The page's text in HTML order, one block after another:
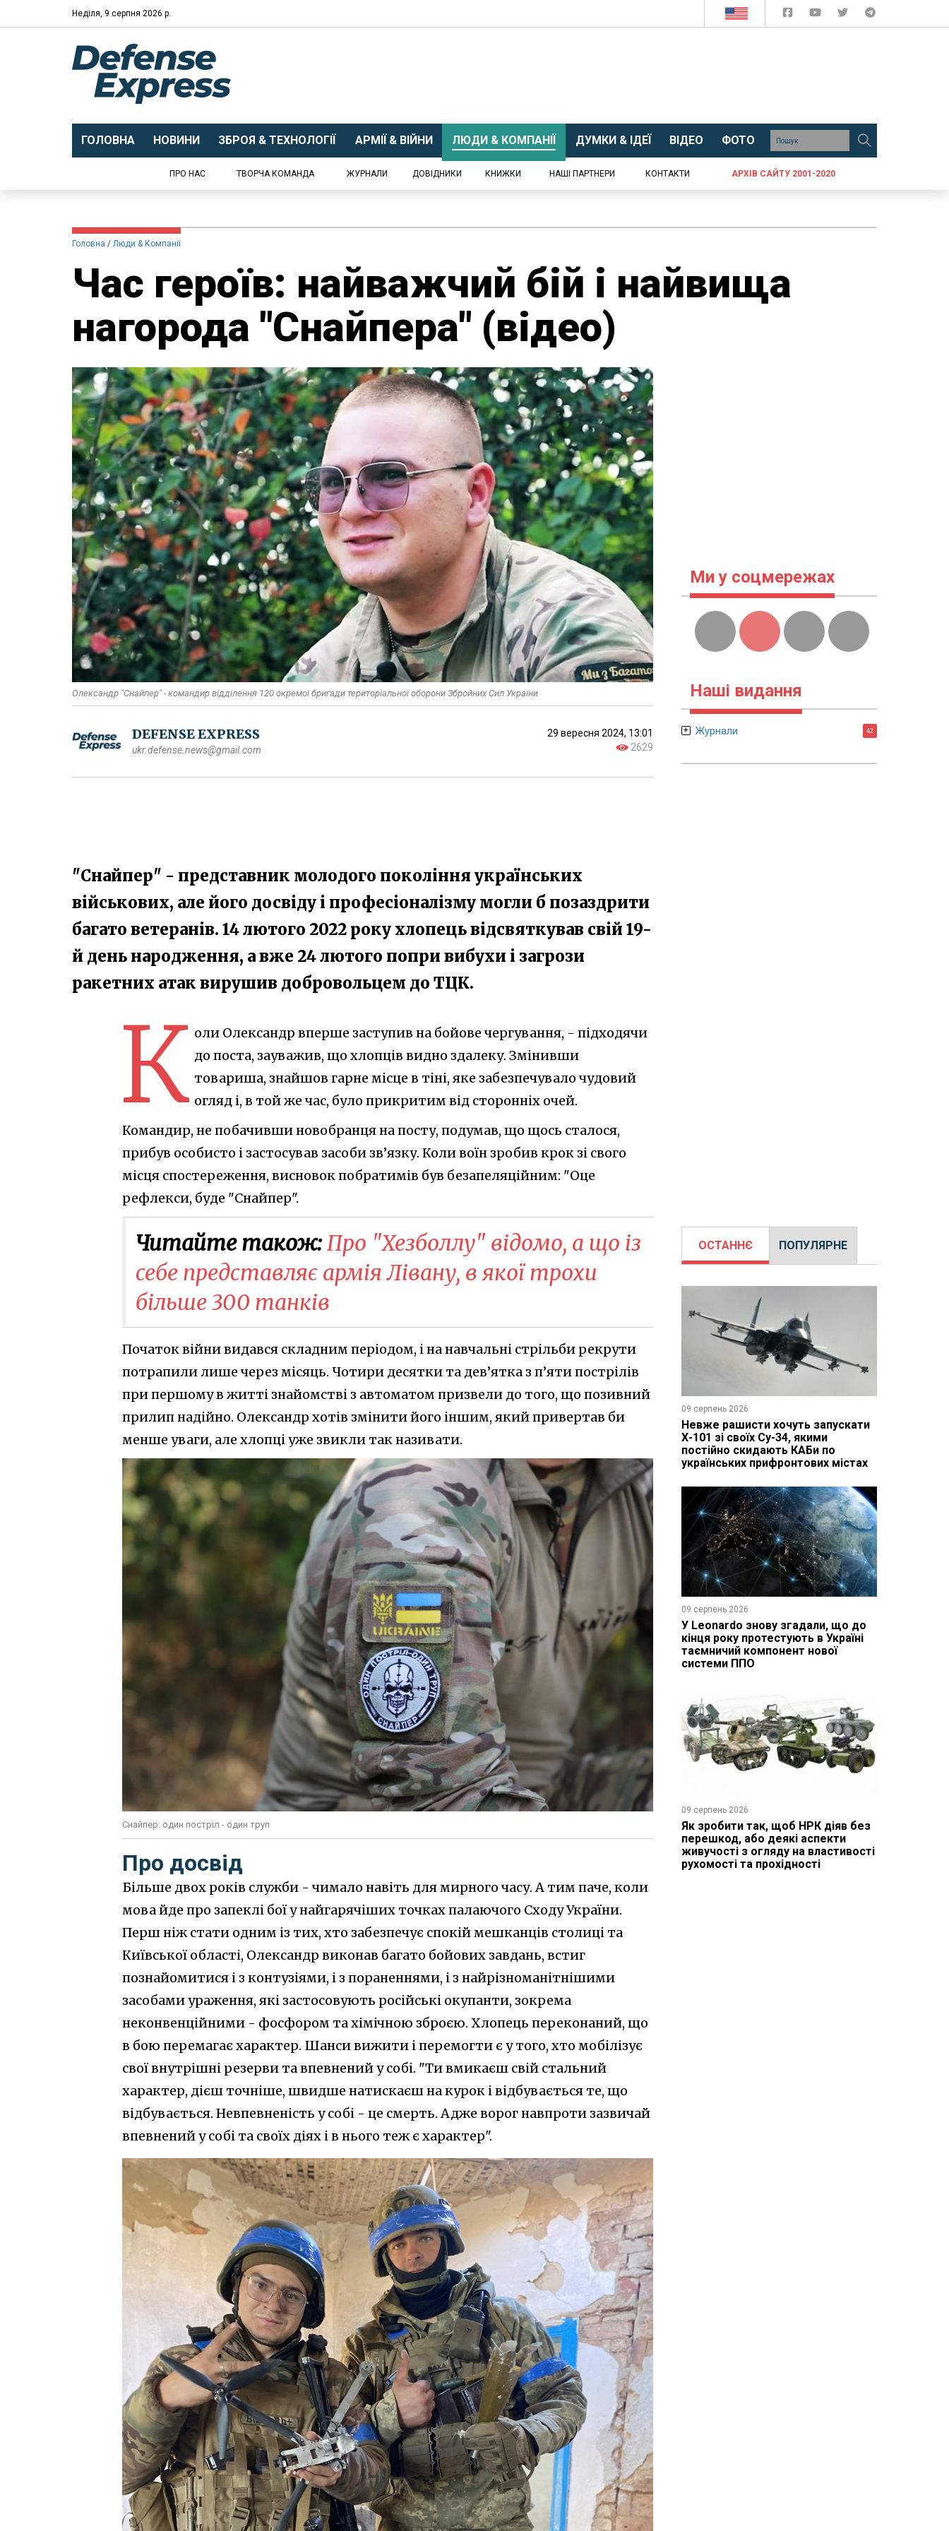
Неділя, 9 серпня 2026 р.
ГОЛОВНА НОВИНИ ЗБРОЯ & ТЕХНОЛОГІЇ АРМІЇ & ВІЙНИ ЛЮДИ & КОМПАНІЇ ДУМКИ & ІДЕЇ ВІДЕО ФОТО
ПРО НАС ТВОРЧА КОМАНДА ЖУРНАЛИ ДОВІДНИКИ КНИЖКИ НАШІ ПАРТНЕРИ КОНТАКТИ АРХІВ САЙТУ 2001-2020
Головна Люди & Компанії
Час героїв: найважчий бій і найвища
нагорода "Снайпера" (відео)
Олександр "Снайпер" - командир відділення 120 окремої бригади територіальної оборони Збройних Сил України
DEFENSE EXPRESS
ukr.defense.news@gmail.com
29 вересня 2024, 13:01
2629
"Снайпер" - представник молодого покоління українських
військових, але його досвіду і професіоналізму могли б позаздрити
багато ветеранів. 14 лютого 2022 року хлопець відсвяткував свій 19-
й день народження, а вже 24 лютого попри вибухи і загрози
ракетних атак вирушив добровольцем до ТЦК.
К оли Олександр вперше заступив на бойове чергування, - підходячи
до поста, зауважив, що хлопців видно здалеку. Змінивши
товариша, знайшов гарне місце в тіні, яке забезпечувало чудовий
огляд і, в той же час, було прикритим від сторонніх очей.
Командир, не побачивши новобранця на посту, подумав, що щось сталося,
прибув особисто і застосував засоби зв’язку. Коли воїн зробив крок зі свого
місця спостереження, висновок побратимів був безапеляційним: "Оце
рефлекси, буде "Снайпер".
Читайте також:Про "Хезболлу" відомо, а що із
себе представляє армія Лівану, в якої трохи
більше 300 танків
Початок війни видався складним періодом, і на навчальні стрільби рекрути
потрапили лише через місяць. Чотири десятки та дев’ятка з п’яти пострілів
при першому в житті знайомстві з автоматом призвели до того, що позивний
прилип надійно. Олександр хотів змінити його іншим, який привертав би
менше уваги, але хлопці уже звикли так називати.
Снайпер: один постріл - один труп
Про досвід
Більше двох років служби - чимало навіть для мирного часу. А тим паче, коли
мова йде про запеклі бої у найгарячіших точках палаючого Сходу України.
Перш ніж стати одним із тих, хто забезпечує спокій мешканців столиці та
Київської області, Олександр виконав багато бойових завдань, встиг
познайомитися і з контузіями, і з пораненнями, і з найрізноманітнішими
засобами ураження, які застосовують російські окупанти, зокрема
неконвенційними - фосфором та хімічною зброєю. Хлопець переконаний, що
в бою перемагає характер. Шанси вижити і перемогти є у того, хто мобілізує
свої внутрішні резерви та впевнений у собі. "Ти вмикаєш свій стальний
характер, дієш точніше, швидше натискаєш на курок і відбувається те, що
відбувається. Невпевненість у собі - це смерть. Адже ворог навпроти зазвичай
впевнений у собі та своїх діях і в нього теж є характер".
Ми у соцмережах
Наші видання
Журнали 42
ОСТАННЄ ПОПУЛЯРНЕ
09 серпень 2026
Невже рашисти хочуть запускати
Х-101 зі своїх Су-34, якими
постійно скидають КАБи по
українських прифронтових містах
09 серпень 2026
У Leonardo знову згадали, що до
кінця року протестують в Україні
таємничий компонент нової
системи ППО
09 серпень 2026
Як зробити так, щоб НРК діяв без
перешкод, або деякі аспекти
живучості з огляду на властивості
рухомості та прохідності